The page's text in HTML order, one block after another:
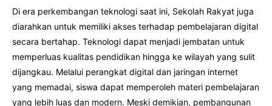
Di era perkembangan teknologi saat ini, Sekolah Rakyat juga
diarahkan untuk memiliki akses terhadap pembelajaran digital
secara bertahap. Teknologi dapat menjadi jembatan untuk
memperluas kualitas pendidikan hingga ke wilayah yang sulit
dijangkau. Melalui perangkat digital dan jaringan internet
yang memadai, siswa dapat memperoleh materi pembelajaran
yang lebih luas dan modern. Meski demikian, pembangunan